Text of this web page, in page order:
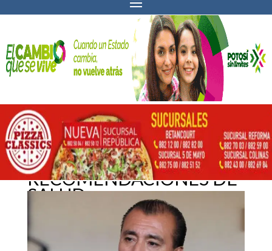
REGRESO A CLASES SERÁ HÍBRIDO, ANUNCIA SEGE TRAS
ATENDER RECOMENDACIONES DE SALUD
REGRESO A CLASES SERÁ
HÍBRIDO, ANUNCIA SEGE
TRAS ATENDER
RECOMENDACIONES DE
SALUD
GobEdo
4 enero, 2023